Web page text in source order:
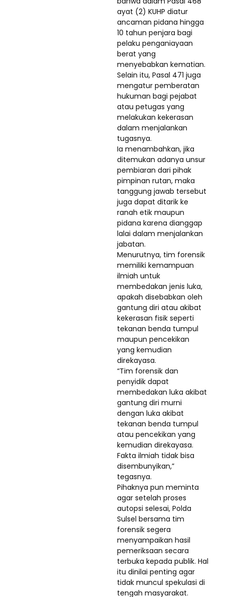
ayat (2) KUHP diatur
ancaman pidana hingga
10 tahun penjara bagi
pelaku penganiayaan
berat yang
menyebabkan kematian.
Selain itu, Pasal 471 juga
mengatur pemberatan
hukuman bagi pejabat
atau petugas yang
melakukan kekerasan
dalam menjalankan
tugasnya.
Ia menambahkan, jika
ditemukan adanya unsur
pembiaran dari pihak
pimpinan rutan, maka
tanggung jawab tersebut
juga dapat ditarik ke
ranah etik maupun
pidana karena dianggap
lalai dalam menjalankan
jabatan.
Menurutnya, tim forensik
memiliki kemampuan
ilmiah untuk
membedakan jenis luka,
apakah disebabkan oleh
gantung diri atau akibat
kekerasan fisik seperti
tekanan benda tumpul
maupun pencekikan
yang kemudian
direkayasa.
“Tim forensik dan
penyidik dapat
membedakan luka akibat
gantung diri murni
dengan luka akibat
tekanan benda tumpul
atau pencekikan yang
kemudian direkayasa.
Fakta ilmiah tidak bisa
disembunyikan,”
tegasnya.
Pihaknya pun meminta
agar setelah proses
autopsi selesai, Polda
Sulsel bersama tim
forensik segera
menyampaikan hasil
pemeriksaan secara
terbuka kepada publik. Hal
itu dinilai penting agar
tidak muncul spekulasi di
tengah masyarakat.